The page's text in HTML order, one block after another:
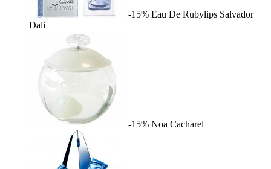
-15% Eau De Rubylips Salvador
Dali
-15% Noa Cacharel